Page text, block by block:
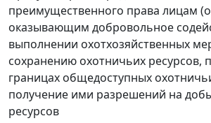
преимущественного права лицам
оказывающим добровольное
выполнении охотхозяйственных
сохранению охотничьих ресурсов,
границах общедоступных
получение ими разрешений на
ресурсов